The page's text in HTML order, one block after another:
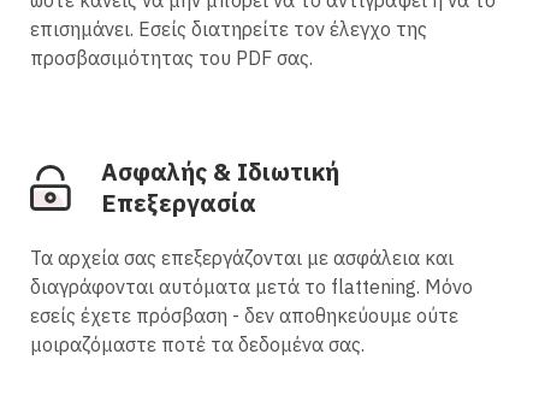
επισημάνει. Εσείς διατηρείτε τον έλεγχο της
προσβασιμότητας του PDF σας.
Ασφαλής & Ιδιωτική
Επεξεργασία
Τα αρχεία σας επεξεργάζονται με ασφάλεια και
διαγράφονται αυτόματα μετά το flattening. Μόνο
εσείς έχετε πρόσβαση - δεν αποθηκεύουμε ούτε
μοιραζόμαστε ποτέ τα δεδομένα σας.